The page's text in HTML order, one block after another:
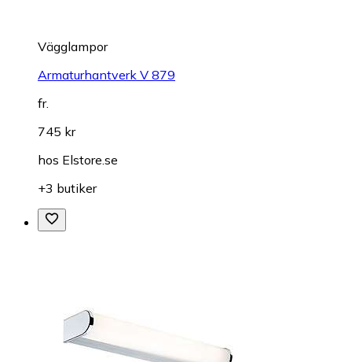
Vägglampor
Armaturhantverk V 879
fr.
745 kr
hos Elstore.se
+3 butiker